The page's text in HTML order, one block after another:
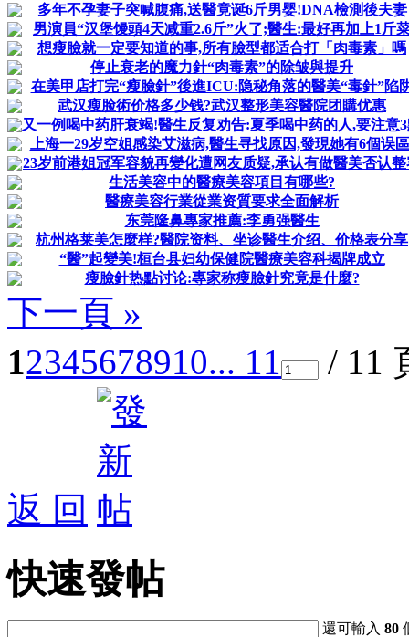
多年不孕妻子突喊腹痛,送醫竟诞6斤男婴!DNA檢測後夫妻
男演員“汉堡馒頭4天减重2.6斤”火了;醫生:最好再加上1斤
想瘦臉就一定要知道的事,所有臉型都适合打「肉毒素」嗎
停止衰老的魔力針“肉毒素”的除皱與提升
在美甲店打完“瘦臉針”後進ICU:隐秘角落的醫美“毒針”陷
武汉瘦脸術价格多少钱?武汉整形美容醫院团購优惠
又一例喝中药肝衰竭!醫生反复劝告:夏季喝中药的人,要注意
上海一29岁空姐感染艾滋病,醫生寻找原因,發現她有6個误
23岁前港姐冠军容貌再變化遭网友质疑,承认有做醫美否认整
生活美容中的醫療美容項目有哪些?
醫療美容行業從業资質要求全面解析
东莞隆鼻專家推薦:李勇强醫生
杭州格莱美怎麼样?醫院资料、坐诊醫生介绍、价格表分享
“醫”起變美!桓台县妇幼保健院醫療美容科揭牌成立
瘦臉針热點讨论:專家称瘦臉針究竟是什麼?
下一頁 »
12345678910... 11 / 11
返 回
快速發帖
還可輸入80